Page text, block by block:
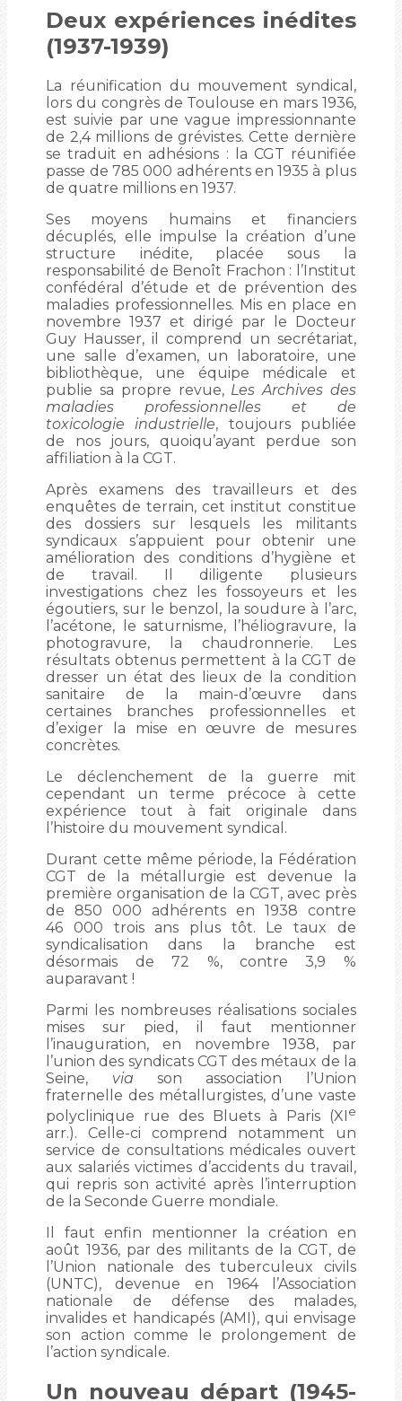
Deux expériences inédites
(1937-1939)
La réunification du mouvement syndical,
lors du congrès de Toulouse en mars 1936,
est suivie par une vague impressionnante
de 2,4 millions de grévistes. Cette dernière
se traduit en adhésions : la CGT réunifiée
passe de 785 000 adhérents en 1935 à plus
de quatre millions en 1937.
Ses moyens humains et financiers
décuplés, elle impulse la création d’une
structure inédite, placée sous la
responsabilité de Benoît Frachon : l’Institut
confédéral d’étude et de prévention des
maladies professionnelles. Mis en place en
novembre 1937 et dirigé par le Docteur
Guy Hausser, il comprend un secrétariat,
une salle d’examen, un laboratoire, une
bibliothèque, une équipe médicale et
publie sa propre revue, Les Archives des
maladies professionnelles et de
toxicologie industrielle, toujours publiée
de nos jours, quoiqu’ayant perdue son
affiliation à la CGT.
Après examens des travailleurs et des
enquêtes de terrain, cet institut constitue
des dossiers sur lesquels les militants
syndicaux s’appuient pour obtenir une
amélioration des conditions d’hygiène et
de travail. Il diligente plusieurs
investigations chez les fossoyeurs et les
égoutiers, sur le benzol, la soudure à l’arc,
l’acétone, le saturnisme, l’héliogravure, la
photogravure, la chaudronnerie. Les
résultats obtenus permettent à la CGT de
dresser un état des lieux de la condition
sanitaire de la main-d’œuvre dans
certaines branches professionnelles et
d’exiger la mise en œuvre de mesures
concrètes.
Le déclenchement de la guerre mit
cependant un terme précoce à cette
expérience tout à fait originale dans
l’histoire du mouvement syndical.
Durant cette même période, la Fédération
CGT de la métallurgie est devenue la
première organisation de la CGT, avec près
de 850 000 adhérents en 1938 contre
46 000 trois ans plus tôt. Le taux de
syndicalisation dans la branche est
désormais de 72 %, contre 3,9 %
auparavant !
Parmi les nombreuses réalisations sociales
mises sur pied, il faut mentionner
l’inauguration, en novembre 1938, par
l’union des syndicats CGT des métaux de la
Seine, via son association l’Union
fraternelle des métallurgistes, d’une vaste
polyclinique rue des Bluets à Paris (XI e
arr.). Celle-ci comprend notamment un
service de consultations médicales ouvert
aux salariés victimes d’accidents du travail,
qui repris son activité après l’interruption
de la Seconde Guerre mondiale.
Il faut enfin mentionner la création en
août 1936, par des militants de la CGT, de
l’Union nationale des tuberculeux civils
(UNTC), devenue en 1964 l’Association
nationale de défense des malades,
invalides et handicapés (AMI), qui envisage
son action comme le prolongement de
l’action syndicale.
Un nouveau départ (1945-